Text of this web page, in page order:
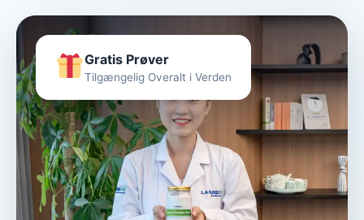
Gratis Prøver
Tilgængelig Overalt i Verden